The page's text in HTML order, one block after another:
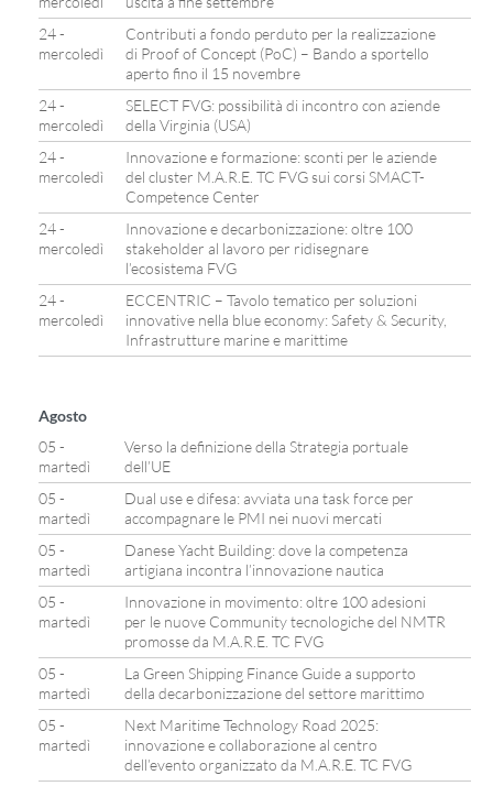
24 -
mercoledì
Contributi a fondo perduto per la realizzazione
di Proof of Concept (PoC) – Bando a sportello
aperto fino il 15 novembre
24 -
mercoledì
SELECT FVG: possibilità di incontro con aziende
della Virginia (USA)
24 -
mercoledì
Innovazione e formazione: sconti per le aziende
del cluster M.A.R.E. TC FVG sui corsi SMACT-
Competence Center
24 -
mercoledì
Innovazione e decarbonizzazione: oltre 100
stakeholder al lavoro per ridisegnare
l’ecosistema FVG
24 -
mercoledì
ECCENTRIC – Tavolo tematico per soluzioni
innovative nella blue economy: Safety & Security,
Infrastrutture marine e marittime
Agosto
05 -
martedì
Verso la definizione della Strategia portuale
dell’UE
05 -
martedì
Dual use e difesa: avviata una task force per
accompagnare le PMI nei nuovi mercati
05 -
martedì
Danese Yacht Building: dove la competenza
artigiana incontra l’innovazione nautica
05 -
martedì
Innovazione in movimento: oltre 100 adesioni
per le nuove Community tecnologiche del NMTR
promosse da M.A.R.E. TC FVG
05 -
martedì
La Green Shipping Finance Guide a supporto
della decarbonizzazione del settore marittimo
05 -
martedì
Next Maritime Technology Road 2025:
innovazione e collaborazione al centro
dell’evento organizzato da M.A.R.E. TC FVG